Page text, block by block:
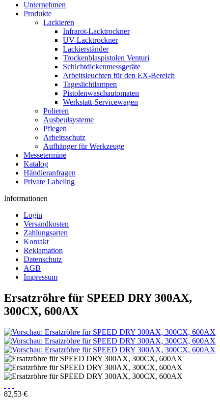
Unternehmen
Produkte
Lackieren
Infrarot-Lacktrockner
UV-Lacktrockner
Lackierständer
Trockenblaspistolen Venturi
Schichtdickenmessgeräte
Arbeitsleuchten für den EX-Bereich
Tageslichtlampen
Pistolenwaschautomaten
Werkstatt-Servicewagen
Polieren
Ausbeulsysteme
Pflegen
Arbeitsschutz
Aufhänger für Werkzeuge
Messetermine
Katalog
Händleranfragen
Private Labeling
Informationen
Login
Versandkosten
Zahlungsarten
Kontakt
Reklamation
Datenschutz
AGB
Impressum
Ersatzröhre für SPEED DRY 300AX,
300CX, 600AX
82,53 €